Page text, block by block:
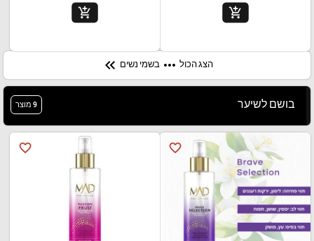
add_shopping_cart
add_shopping_cart
הצג הכול more_horiz בשמי נשים keyboard_double_arrow_left
בושם לשיער 9 מוצר
favorite_border
favorite_border